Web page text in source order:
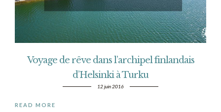
Voyage de rêve dans l’archipel finlandais
d’Helsinki à Turku
12 juin 2016
READ MORE